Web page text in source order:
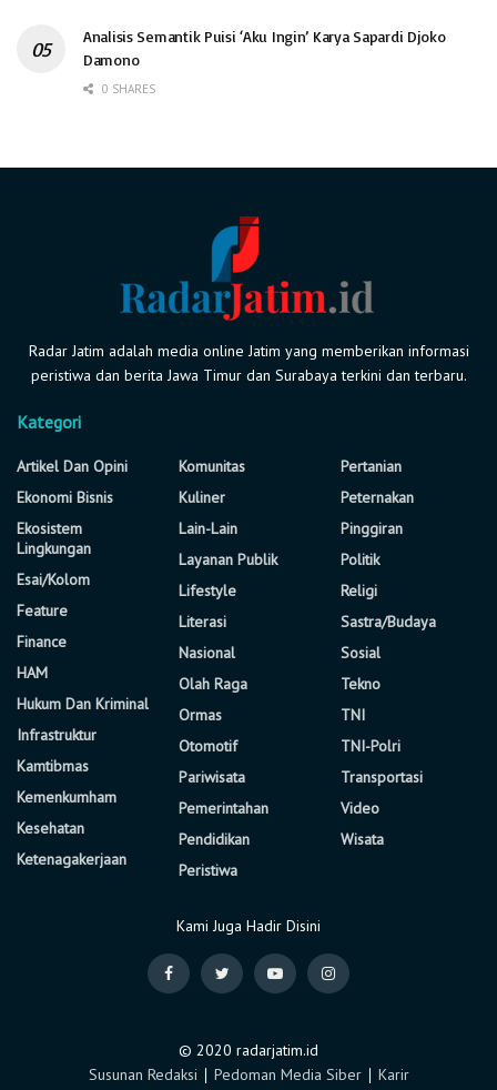
Analisis Semantik Puisi ‘Aku Ingin’ Karya Sapardi Djoko
Damono
0 SHARES
Radar Jatim adalah media online Jatim yang memberikan informasi
peristiwa dan berita Jawa Timur dan Surabaya terkini dan terbaru.
Kategori
Artikel Dan Opini
Ekonomi Bisnis
Ekosistem
Lingkungan
Esai/Kolom
Feature
Finance
HAM
Hukum Dan Kriminal
Infrastruktur
Kamtibmas
Kemenkumham
Kesehatan
Ketenagakerjaan
Komunitas
Kuliner
Lain-Lain
Layanan Publik
Lifestyle
Literasi
Nasional
Olah Raga
Ormas
Otomotif
Pariwisata
Pemerintahan
Pendidikan
Peristiwa
Pertanian
Peternakan
Pinggiran
Politik
Religi
Sastra/Budaya
Sosial
Tekno
TNI
TNI-Polri
Transportasi
Video
Wisata
Kami Juga Hadir Disini
© 2020 radarjatim.id
Susunan Redaksi ∣ Pedoman Media Siber∣ Karir